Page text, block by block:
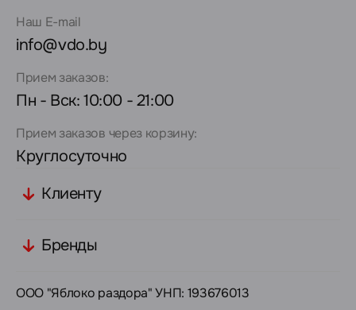
Наш E-mail
info@vdo.by
Прием заказов:
Пн - Вск: 10:00 - 21:00
Прием заказов через корзину:
Круглосуточно
Клиенту
Бренды
ООО "Яблоко раздора" УНП: 193676013